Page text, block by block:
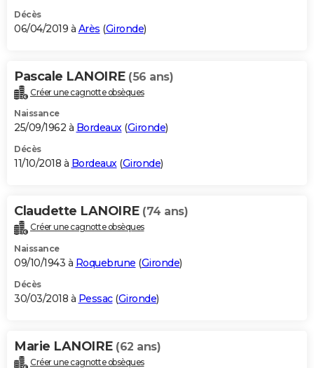
Décès
06/04/2019 à Arès (Gironde)
Pascale LANOIRE (56 ans)
Créer une cagnotte obsèques
Naissance
25/09/1962 à Bordeaux(Gironde)
Décès
11/10/2018 à Bordeaux(Gironde)
Claudette LANOIRE (74 ans)
Créer une cagnotte obsèques
Naissance
09/10/1943 à Roquebrune (Gironde)
Décès
30/03/2018 à Pessac(Gironde)
Marie LANOIRE (62 ans)
Créer une cagnotte obsèques